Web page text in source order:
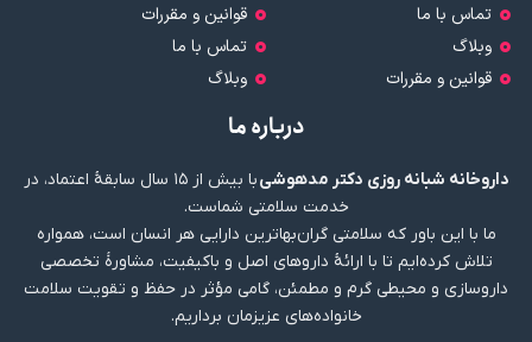
تماس با ما
وبلاگ
قوانین و مقررات
قوانین و مقررات
تماس با ما
وبلاگ
درباره ما
داروخانه شبانه روزی دکتر مدهوشی
با بیش از ۱۵ سال سابقهٔ اعتماد، در
خدمت سلامتی شماست.
ما با این باور که سلامتی گران‌بهاترین دارایی هر انسان است، همواره
تلاش کرده‌ایم تا با ارائهٔ داروهای اصل و باکیفیت، مشاورهٔ تخصصی
داروسازی و محیطی گرم و مطمئن، گامی مؤثر در حفظ و تقویت سلامت
خانواده‌های عزیزمان برداریم.